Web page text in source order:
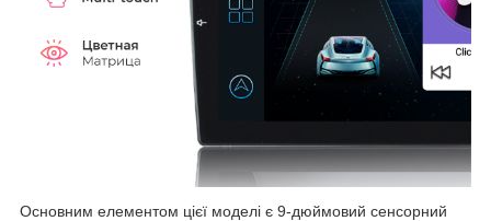
Основним елементом цієї моделі є 9-дюймовий сенсорний